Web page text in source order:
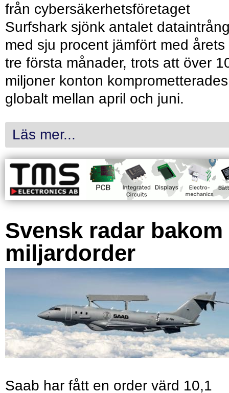
från cybersäkerhetsföretaget
Surfshark sjönk antalet
med sju procent jämfört med årets
tre första månader, trots att över
miljoner konton komprometterades
globalt mellan april och juni.
Läs mer...
Svensk radar bakom
miljardorder
Saab har fått en order värd 10,1